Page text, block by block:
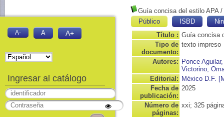
Guía concisa del estilo APA/
Público
ISBD
Título : Guía concisa
Tipo de
documento:
texto impreso
Autores: Ponce
Victorino,
Editorial: México D.F.
Fecha de
publicación:
2025
Número de
páginas:
xxi; 325
A- A A+
Ingresar al catálogo